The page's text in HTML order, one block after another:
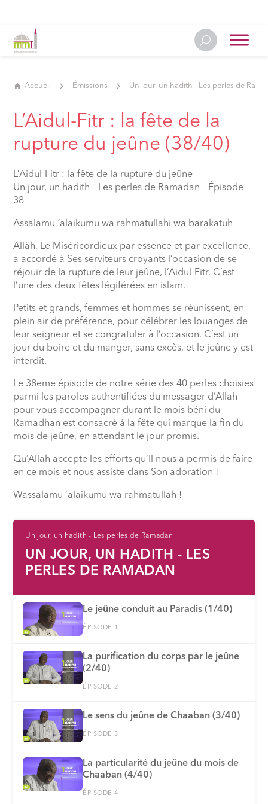
Accueil Émissions Un jour, un hadith - Les perles de
L’Aidul-Fitr : la fête de la
rupture du jeûne (38/40)
L’Aidul-Fitr : la fête de la rupture du jeûne
Un jour, un hadith – Les perles de Ramadan – Épisode
38
Assalamu ´alaikumu wa rahmatullahi wa barakatuh
Allâh, Le Miséricordieux par essence et par excellence,
a accordé à Ses serviteurs croyants l’occasion de se
réjouir de la rupture de leur jeûne, l’Aidul-Fitr. C’est
l’une des deux fêtes légiférées en islam.
Petits et grands, femmes et hommes se réunissent, en
plein air de préférence, pour célébrer les louanges de
leur seigneur et se congratuler à l’occasion. C’est un
jour du boire et du manger, sans excès, et le jeûne y est
interdit.
Le 38eme épisode de notre série des 40 perles choisies
parmi les paroles authentifiées du messager d’Allah
pour vous accompagner durant le mois béni du
Ramadhan est consacré à la fête qui marque la fin du
mois de jeûne, en attendant le jour promis.
Qu’Allah accepte les efforts qu’Il nous a permis de faire
en ce mois et nous assiste dans Son adoration !
Wassalamu ‘alaikumu wa rahmatullah !
Un jour, un hadith - Les perles de Ramadan
UN JOUR, UN HADITH - LES
PERLES DE RAMADAN
Le jeûne conduit au Paradis (1/40)
ÉPISODE 1
La purification du corps par le jeûne
(2/40)
ÉPISODE 2
Le sens du jeûne de Chaaban (3/40)
ÉPISODE 3
La particularité du jeûne du mois de
Chaaban (4/40)
ÉPISODE 4